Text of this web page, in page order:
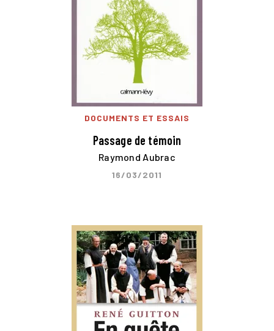
DOCUMENTS ET ESSAIS
Passage de témoin
Raymond Aubrac
16/03/2011